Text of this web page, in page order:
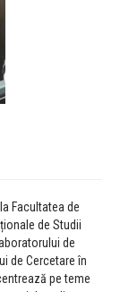
Facultatea de
de Studii
de
de Cercetare în
pe teme